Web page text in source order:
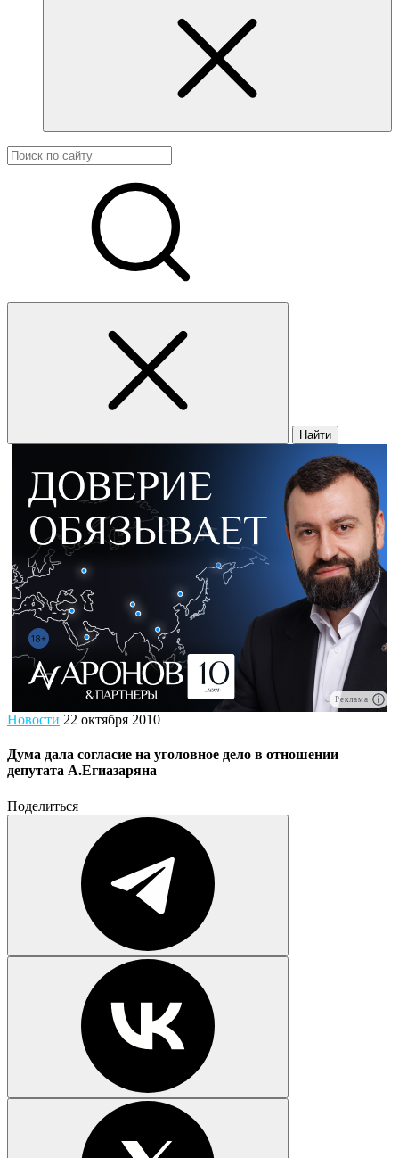
Найти
Реклама
Новости 22 октября 2010
Дума дала согласие на уголовное дело в отношении
депутата А.Егиазаряна
Поделиться